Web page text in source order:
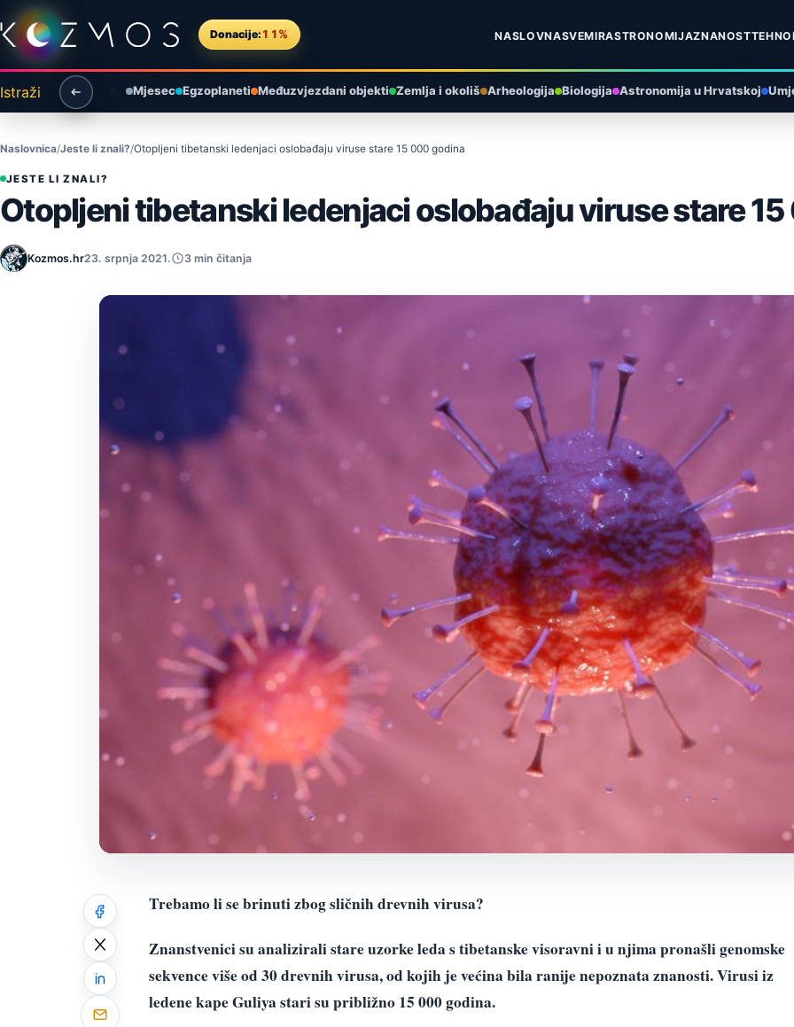
Preskoči na sadržaj
Donacije: 11% NASLOVNASVEMIRASTRONOMIJAZNANOST
Istraži Mjesec Egzoplaneti Međuzvjezdani objekti Zemlja i okoliš Arheologija Biologija Astronomija u Hrvatskoj
Naslovnica Jeste li znali? Otopljeni tibetanski ledenjaci oslobađaju viruse stare 15 000 godina
JESTE LI ZNALI?
Otopljeni tibetanski ledenjaci oslobađaju viruse stare
Kozmos.hr23. srpnja 2021. 3 min čitanja
Trebamo li se brinuti zbog sličnih drevnih virusa?
Znanstvenici su analizirali stare uzorke leda s tibetanske visoravni i u njima pronašli genomske
sekvence više od 30 drevnih virusa, od kojih je većina bila ranije nepoznata znanosti. Virusi iz
ledene kape Guliya stari su približno 15 000 godina.